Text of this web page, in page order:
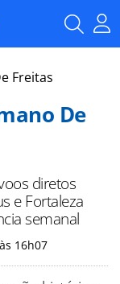
Freitas
De
diretos
e Fortaleza
semanal
16h07